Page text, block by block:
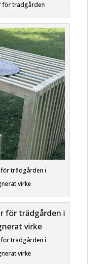
för trädgården
trädgården i
virke
trädgården i
virke